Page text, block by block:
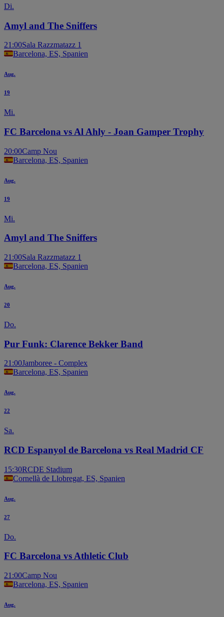
Di.
Amyl and The Sniffers
21:00Sala Razzmatazz 1
Barcelona, ES, Spanien
Aug.
19
Mi.
FC Barcelona vs Al Ahly - Joan Gamper Trophy
20:00Camp Nou
Barcelona, ES, Spanien
Aug.
19
Mi.
Amyl and The Sniffers
21:00Sala Razzmatazz 1
Barcelona, ES, Spanien
Aug.
20
Do.
Pur Funk: Clarence Bekker Band
21:00Jamboree - Complex
Barcelona, ES, Spanien
Aug.
22
Sa.
RCD Espanyol de Barcelona vs Real Madrid CF
15:30RCDE Stadium
Cornellà de Llobregat, ES, Spanien
Aug.
27
Do.
FC Barcelona vs Athletic Club
21:00Camp Nou
Barcelona, ES, Spanien
Aug.